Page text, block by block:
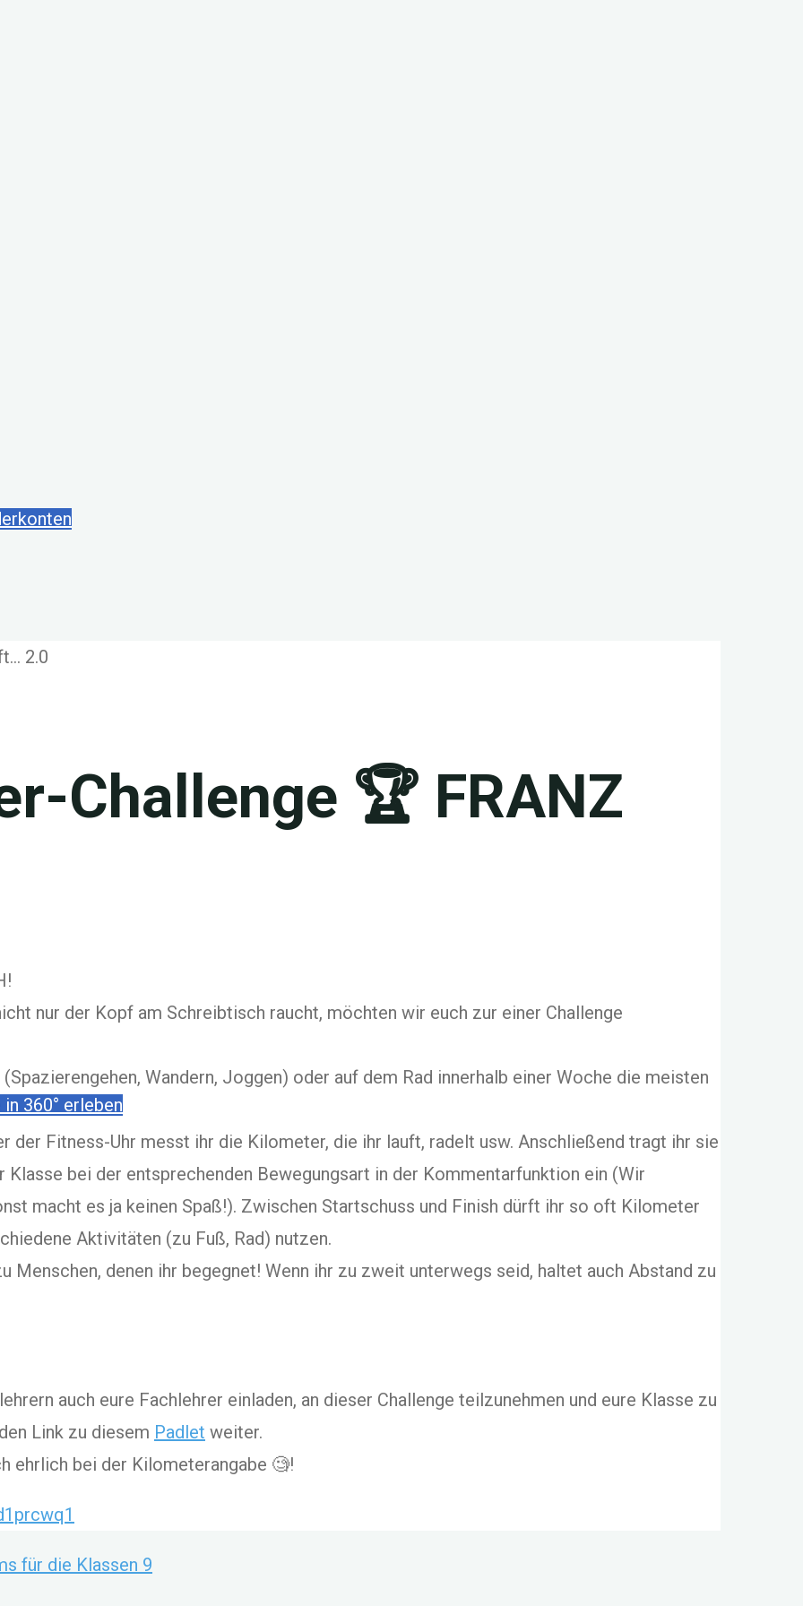
360° erleben
Challenge 🏆 FRANZ
nur der Kopf am Schreibtisch raucht, möchten wir euch zur einer Challenge
Wandern, Joggen) oder auf dem Rad innerhalb einer Woche die meisten
der Fitness-Uhr messt ihr die Kilometer, die ihr lauft, radelt usw. Anschließend tragt ihr sie
bei der entsprechenden Bewegungsart in der Kommentarfunktion ein (Wir
macht es ja keinen Spaß!). Zwischen Startschuss und Finish dürft ihr so oft Kilometer
Aktivitäten (zu Fuß, Rad) nutzen.
denen ihr begegnet! Wenn ihr zu zweit unterwegs seid, haltet auch Abstand zu
auch eure Fachlehrer einladen, an dieser Challenge teilzunehmen und eure Klasse zu
Link zu diesem Padlet weiter.
ehrlich bei der Kilometerangabe 🧐!
für die Klassen 9